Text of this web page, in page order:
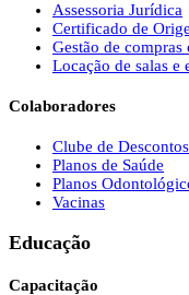
Assessoria Jurídica
Certificado de
Gestão de compras
Locação de salas
Colaboradores
Clube de
Planos de Saúde
Planos
Vacinas
Educação
Capacitação